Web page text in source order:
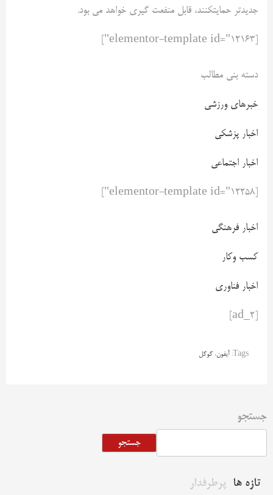
جدیدتر حمایتکنند، قابل منفعت گیری خواهد می بود.
دسته بنی مطالب
خبرهای ورزشی
اخبار پزشکی
اخبار اجتماعی
اخبار فرهنگی
کسب وکار
اخبار فناوری
Tags: آیفون، گوگل
جستجو
جستجو
تازه ها پرطرفدار